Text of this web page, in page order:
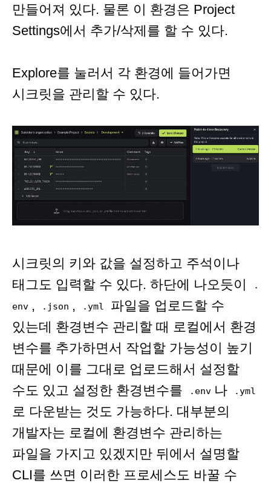
만들어져 있다. 물론 이 환경은 Project
Settings에서 추가/삭제를 할 수 있다.
Explore를 눌러서 각 환경에 들어가면
시크릿을 관리할 수 있다.
시크릿의 키와 값을 설정하고 주석이나
태그도 입력할 수 있다. 하단에 나오듯이
.
env , .json , .yml
파일을 업로드할 수
있는데 환경변수 관리할 때 로컬에서 환경
변수를 추가하면서 작업할 가능성이 높기
때문에 이를 그대로 업로드해서 설정할
수도 있고 설정한 환경변수를
.env 나 .yml
로 다운받는 것도 가능하다. 대부분의
개발자는 로컬에 환경변수 관리하는
파일을 가지고 있겠지만 뒤에서 설명할
CLI를 쓰면 이러한 프로세스도 바꿀 수